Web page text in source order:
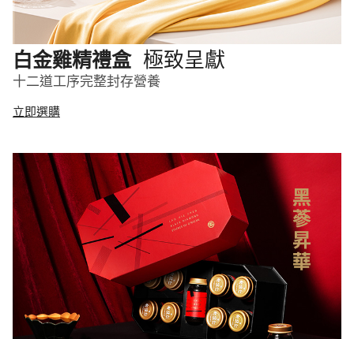
白金雞精禮盒 極致呈獻
十二道工序完整封存營養
立即選購